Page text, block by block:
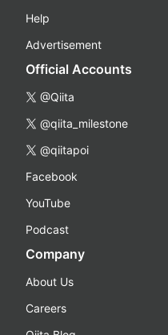
Help
Advertisement
Official Accounts
@Qiita
@qiita_milestone
@qiitapoi
Facebook
YouTube
Podcast
Company
About Us
Careers